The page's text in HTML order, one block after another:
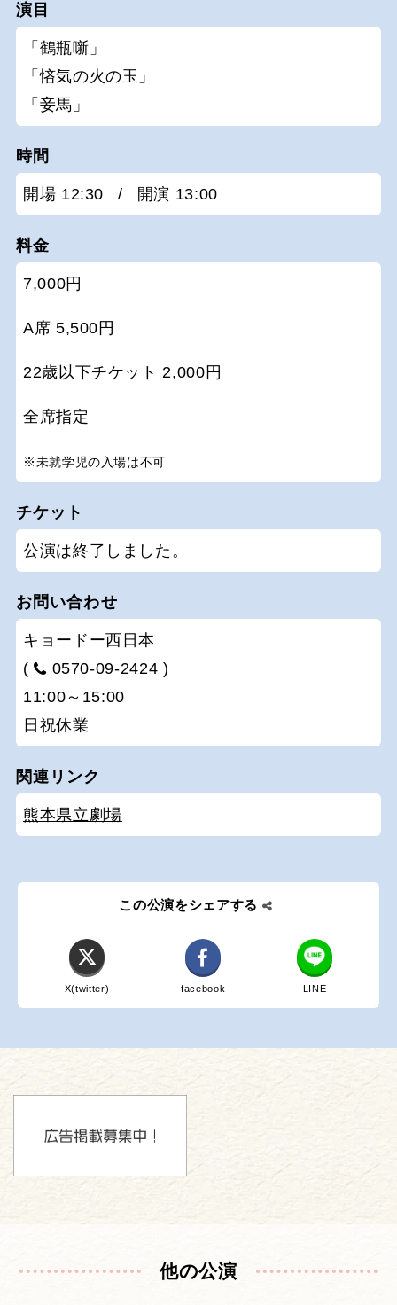
演目
「鶴瓶噺」
「悋気の火の玉」
「妾馬」
時間
開場 12:30 / 開演 13:00
料金
7,000円
A席 5,500円
22歳以下チケット 2,000円
全席指定
※未就学児の入場は不可
チケット
公演は終了しました。
お問い合わせ
キョードー西日本
(
0570-09-2424 )
11:00～15:00
日祝休業
関連リンク
熊本県立劇場
この公演をシェアする
X(twitter) facebook LINE
他の公演